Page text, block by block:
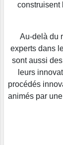
construisent
Au-delà du
experts dans
sont aussi
leurs
procédés
animés par